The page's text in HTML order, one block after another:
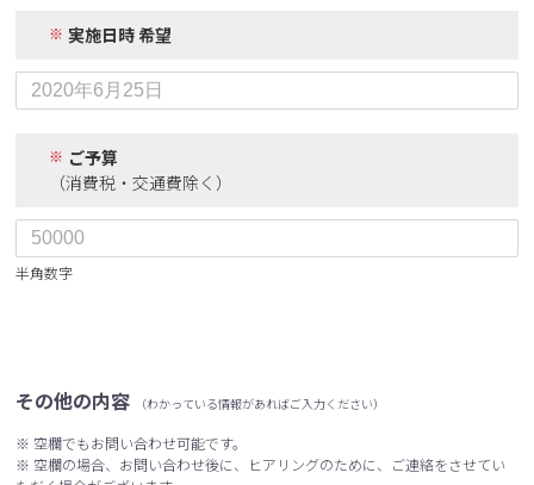
実施日時 希望
ご予算
（消費税・交通費除く）
半角数字
その他の内容 （わかっている情報があればご入力ください）
※ 空欄でもお問い合わせ可能です。
※ 空欄の場合、お問い合わせ後に、ヒアリングのために、ご連絡をさせてい